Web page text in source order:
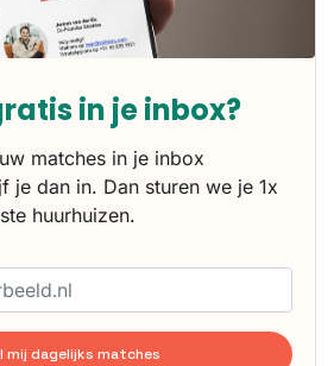
in je inbox?
matches in je inbox
je dan in. Dan sturen we je 1x
huurhuizen.
mij dagelijks matches